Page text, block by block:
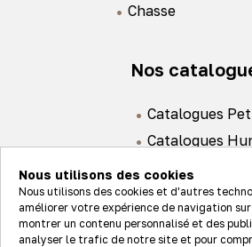
Chasse
Nos
Catalogues Pet
Catalogues
Actualités
Nous utilisons des cookies
Nous utilisons des cookies et d'autres
améliorer votre expérience de navigation
montrer un contenu personnalisé et des
analyser le trafic de notre site et pour